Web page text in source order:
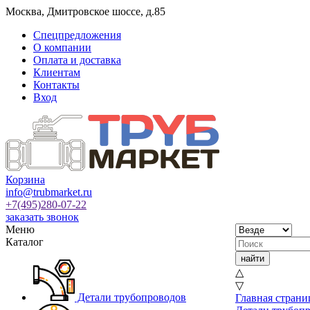
Москва, Дмитровское шоссе, д.85
Спецпредложения
О компании
Оплата и доставка
Клиентам
Контакты
Вход
Корзина
info@trubmarket.ru
+7(495)280-07-22
заказать звонок
Меню
Каталог
Детали трубопроводов
△
▽
Главная